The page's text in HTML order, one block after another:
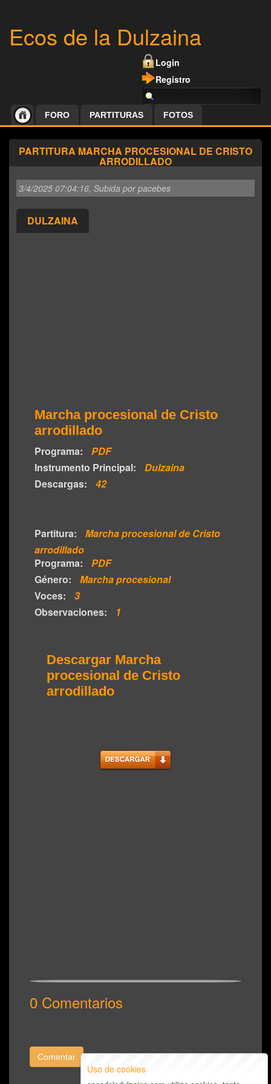
Ecos de la Dulzaina
Login
Registro
FORO PARTITURAS FOTOS
PARTITURA MARCHA PROCESIONAL DE CRISTO
ARRODILLADO
3/4/2025 07:04:16, Subida por pacebes
DULZAINA
Marcha procesional de Cristo
arrodillado
Programa:
PDF
Instrumento Principal:
Dulzaina
Descargas:
42
Partitura:
Marcha procesional de Cristo
arrodillado
Programa:
PDF
Género:
Marcha procesional
Voces:
3
Observaciones:
1
Descargar Marcha
procesional de Cristo
arrodillado
0 Comentarios
Comentar
Uso de cookies